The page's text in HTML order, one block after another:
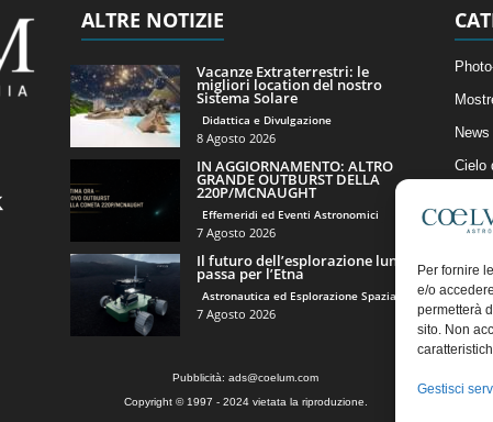
Per fornire
e/o
permetterà
sito. Non
Gestisci
ALTRE NOTIZIE
Vacanze Extraterrestri: le
migliori location del nostro
Sistema Solare
Didattica e Divulgazione
8 Agosto 2026
IN AGGIORNAMENTO: ALTRO
GRANDE OUTBURST DELLA
220P/MCNAUGHT
Effemeridi ed Eventi Astronomici
7 Agosto 2026
Il futuro dell’esplorazione lunare
passa per l’Etna
Astronautica ed Esplorazione Spaziale
7 Agosto 2026
Cielo
Il
Pubblicità: ads@coelum.com
Copyright © 1997 - 2024 vietata la riproduzione.